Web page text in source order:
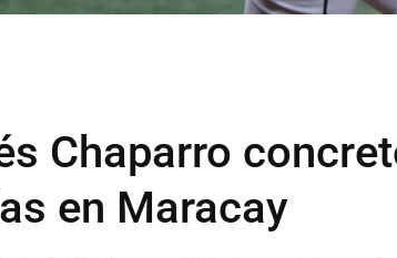
Chaparro
en Maracay